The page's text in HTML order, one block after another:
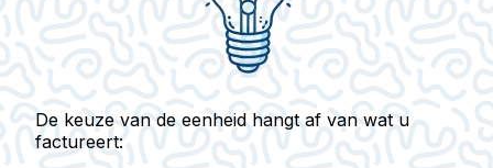
De keuze van de eenheid hangt af van wat u
factureert: